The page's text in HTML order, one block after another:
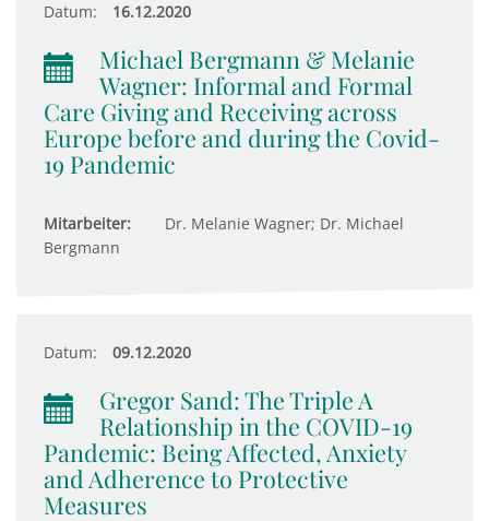
Datum: 16.12.2020
Michael Bergmann & Melanie
Wagner: Informal and Formal
Care Giving and Receiving across
Europe before and during the Covid-
19 Pandemic
Mitarbeiter:
Dr. Melanie Wagner; Dr. Michael
Bergmann
Datum: 09.12.2020
Gregor Sand: The Triple A
Relationship in the COVID-19
Pandemic: Being Affected, Anxiety
and Adherence to Protective
Measures